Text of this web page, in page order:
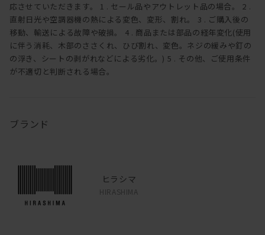
応させていただきます。 1 . セール品やアウトレット品の場合。 2 .
直射日光や空調器機の熱による変色、変形、割れ。 3 . ご購入後の
移動、輸送による故障や破損。 4 . 商品または部品の経年変化(使用
に伴う消耗、木部のささくれ、ひび割れ、変色。ネジの緩みや釘の
の浮き、シートの剥がれなどによる劣化。) 5 . その他、ご使用条件
が不適切と判断される場合。
ブランド
ヒラシマ
HIRASHIMA